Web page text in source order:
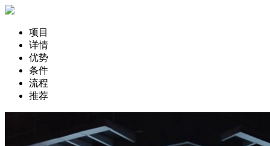
项目
详情
优势
条件
流程
推荐